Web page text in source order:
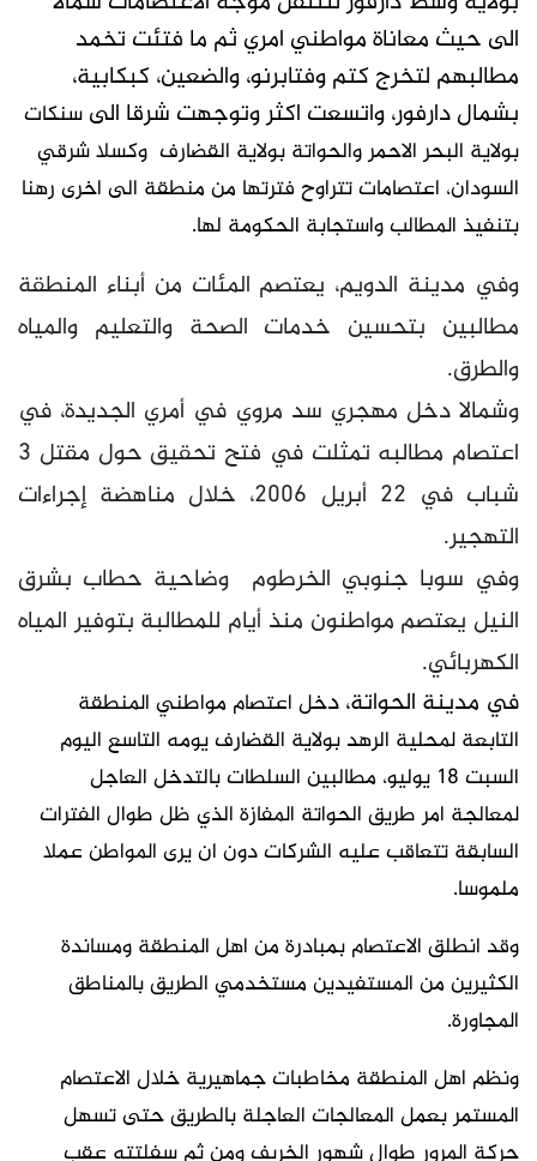
الى حيث معاناة مواطني امري ثم ما فتئت تخمد
مطالبهم لتخرج كتم وفتابرنو، والضعين، كبكابية،
بشمال دارفور، واتسعت اكثر وتوجهت شرقا الى سنكات
بولاية البحر الاحمر والحواتة بولاية القضارف وكسلا شرقي
السودان، اعتصامات تتراوح فترتها من منطقة الى اخرى رهنا
بتنفيذ المطالب واستجابة الحكومة لها.
وفي مدينة الدويم، يعتصم المئات من أبناء المنطقة
مطالبين بتحسين خدمات الصحة والتعليم والمياه
والطرق.
وشمالا دخل مهجري سد مروي في أمري الجديدة، في
اعتصام مطالبه تمثلت في فتح تحقيق حول مقتل 3
شباب في 22 أبريل 2006، خلال مناهضة إجراءات
التهجير.
وفي سوبا جنوبي الخرطوم وضاحية حطاب بشرق
النيل يعتصم مواطنون منذ أيام للمطالبة بتوفير المياه
الكهربائي.
في مدينة الحواتة، دخل اعتصام مواطني المنطقة
التابعة لمحلية الرهد بوﻻية القضارف يومه التاسع اليوم
السبت 18 يوليو، مطالبين السلطات بالتدخل العاجل
لمعالجة امر طريق الحواتة المفازة الذي ظل طوال الفترات
السابقة تتعاقب عليه الشركات دون ان يرى المواطن عملا
ملموسا.
وقد انطلق اﻻعتصام بمبادرة من اهل المنطقة ومساندة
الكثيرين من المستفيدين مستخدمي الطريق بالمناطق
المجاورة.
ونظم اهل المنطقة مخاطبات جماهيرية خلال الاعتصام
المستمر بعمل المعالجات العاجلة بالطريق حتى تسهل